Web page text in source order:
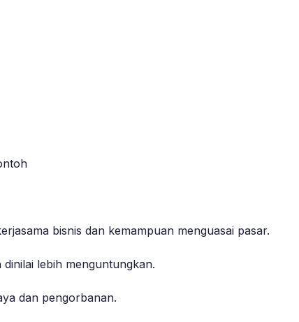
bisnis dan kemampuan menguasai pasar.
lebih menguntungkan.
dan pengorbanan.